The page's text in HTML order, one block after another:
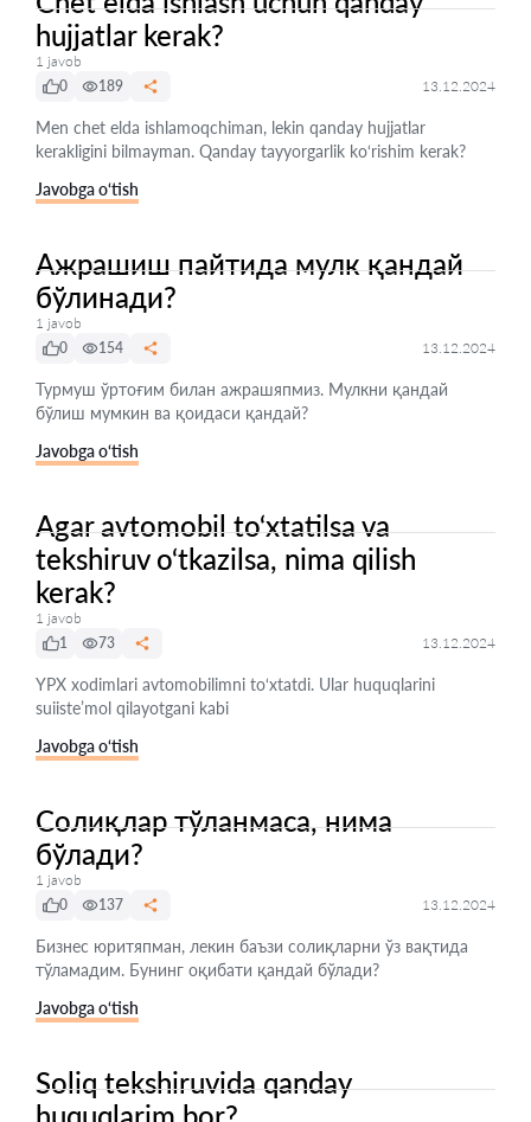
hujjatlar kerak?
1 javob
0
189 13.12.2024
Men chet elda ishlamoqchiman, lekin qanday hujjatlar
kerakligini bilmayman. Qanday tayyorgarlik ko‘rishim kerak?
Javobga o‘tish
Ажрашиш пайтида мулк қандай
бўлинади?
1 javob
0
154 13.12.2024
Турмуш ўртоғим билан ажрашяпмиз. Мулкни қандай
бўлиш мумкин ва қоидаси қандай?
Javobga o‘tish
Agar avtomobil to‘xtatilsa va
tekshiruv o‘tkazilsa, nima qilish
kerak?
1 javob
1
73 13.12.2024
YPX xodimlari avtomobilimni to‘xtatdi. Ular huquqlarini
suiiste’mol qilayotgani kabi
Javobga o‘tish
Солиқлар тўланмаса, нима
бўлади?
1 javob
0
137 13.12.2024
Бизнес юритяпман, лекин баъзи солиқларни ўз вақтида
тўламадим. Бунинг оқибати қандай бўлади?
Javobga o‘tish
Soliq tekshiruvida qanday